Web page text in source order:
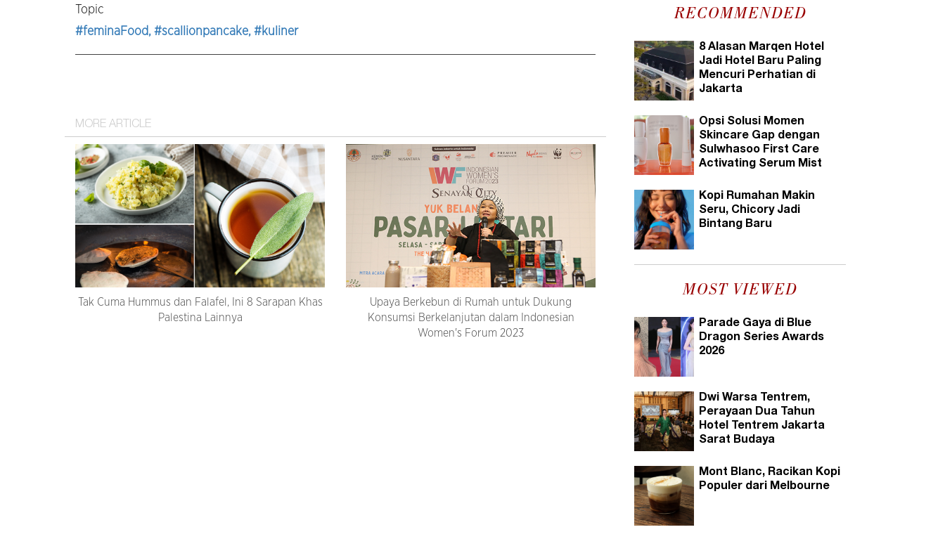
Topic
#feminaFood, #scallionpancake, #kuliner
MORE ARTICLE
Tak Cuma Hummus dan Falafel, Ini 8 Sarapan Khas
Palestina Lainnya
Upaya Berkebun di Rumah untuk Dukung
Konsumsi Berkelanjutan dalam Indonesian
Women's Forum 2023
RECOMMENDED
8 Alasan Marqen Hotel
Jadi Hotel Baru Paling
Mencuri Perhatian di
Jakarta
Opsi Solusi Momen
Skincare Gap dengan
Sulwhasoo First Care
Activating Serum Mist
Kopi Rumahan Makin
Seru, Chicory Jadi
Bintang Baru
MOST VIEWED
Parade Gaya di Blue
Dragon Series Awards
2026
Dwi Warsa Tentrem,
Perayaan Dua Tahun
Hotel Tentrem Jakarta
Sarat Budaya
Mont Blanc, Racikan Kopi
Populer dari Melbourne